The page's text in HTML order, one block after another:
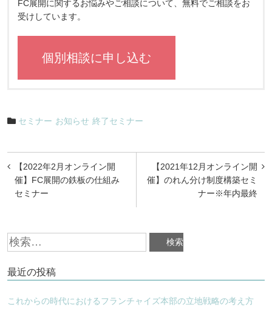
FC展開に関するお悩みやご相談について、無料でご相談をお
受けしています。
個別相談に申し込む
セミナー お知らせ 終了セミナー
投
稿
ナ
ゲ
シ
ョ
【2021年12月オンライン開
催】のれん分け制度構築セミ
ナー※年内最終
【2022年2月オンライン開
催】FC展開の鉄板の仕組み
セミナー
検
索:
最近の投稿
これからの時代におけるフランチャイズ本部の立地戦略の考え方